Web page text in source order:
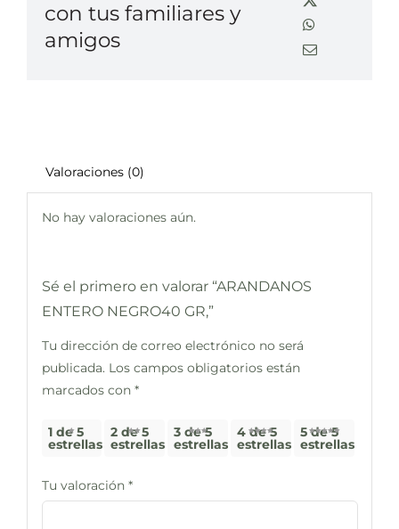
con tus familiares y
amigos
Valoraciones (0)
No hay valoraciones aún.
Sé el primero en valorar “ARANDANOS
ENTERO NEGRO40 GR,”
Tu dirección de correo electrónico no será
publicada. Los campos obligatorios están
marcados con *
1 de 5
estrellas
2 de 5
estrellas
3 de 5
estrellas
4 de 5
estrellas
5 de 5
estrellas
Tu valoración *